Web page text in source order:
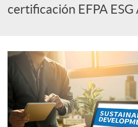
a
l
e
s
certificación EFPA ESG